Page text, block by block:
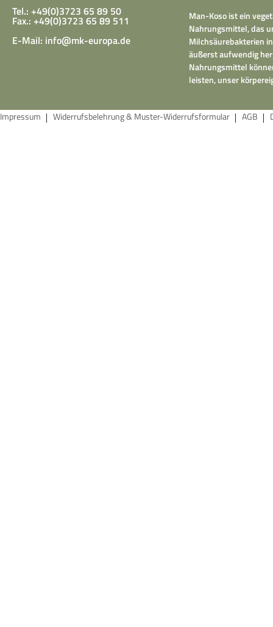
Tel.: +49(0)3723 65 89 50
Fax.: +49(0)3723 65 89 511
E-Mail: info@mk-europa.de
Man-Koso ist ein
Nahrungsmittel, das
Milchsäurebakterien
äußerst aufwendig
Nahrungsmittel
leisten, unser
Impressum Widerrufsbelehrung & Muster-Widerrufsformular AGB